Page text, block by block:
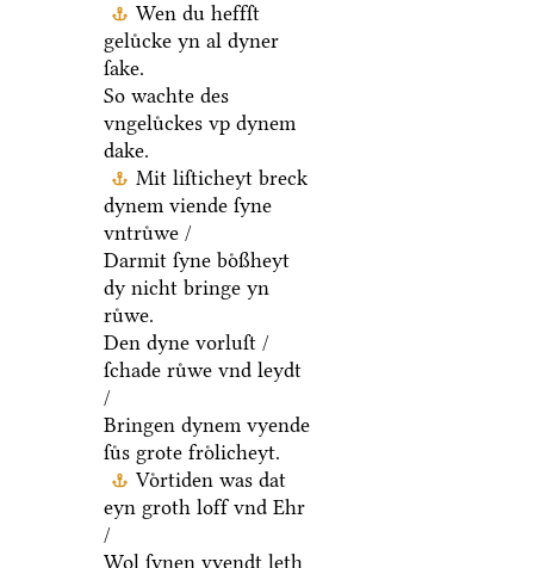
Wen du heffſt
geluͤcke yn al dyner
ſake.
So wachte des
vngeluͤckes vp dynem
dake.
Mit liſticheyt breck
dynem viende ſyne
vntruͤwe /
Darmit ſyne boͤßheyt
dy nicht bringe yn
ruͤwe.
Den dyne vorluſt /
ſchade ruͤwe vnd leydt
/
Bringen dynem vyende
ſuͤs grote froͤlicheyt.
Voͤrtiden was dat
eyn groth loff vnd Ehr
/
Wol ſynen vyendt leth